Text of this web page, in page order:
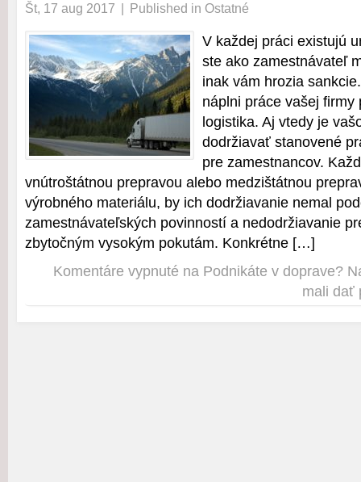
Št, 17 aug 2017 | Published in Ostatné
V každej práci existujú
ste ako zamestnávateľ
inak vám hrozia
náplni práce vašej
logistika. Aj vtedy je
dodržiavať stanovené
pre zamestnancov.
vnútroštátnou prepravou alebo medzištátnou
výrobného materiálu, by ich dodržiavanie nemal
zamestnávateľských povinností a nedodržiavanie
zbytočným vysokým pokutám. Konkrétne […]
Komentáre vypnuté na Podnikáte v doprave?
mali dať